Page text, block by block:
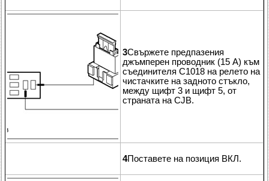
3Свържете предпазения
джъмперен проводник (15 A) към
съединителя C1018 на релето на
чистачките на задното стъкло,
между щифт 3 и щифт 5, от
страната на CJB.
4Поставете на позиция ВКЛ.